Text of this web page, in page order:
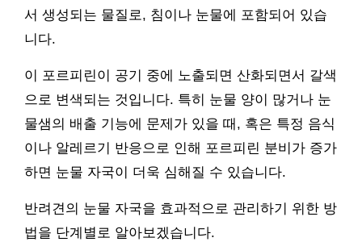
서 생성되는 물질로, 침이나 눈물에 포함되어 있습
니다.
이 포르피린이 공기 중에 노출되면 산화되면서 갈색
으로 변색되는 것입니다. 특히 눈물 양이 많거나 눈
물샘의 배출 기능에 문제가 있을 때, 혹은 특정 음식
이나 알레르기 반응으로 인해 포르피린 분비가 증가
하면 눈물 자국이 더욱 심해질 수 있습니다.
반려견의 눈물 자국을 효과적으로 관리하기 위한 방
법을 단계별로 알아보겠습니다.